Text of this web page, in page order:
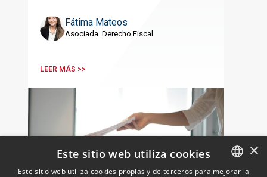
Fátima Mateos
Asociada. Derecho Fiscal
LEER MÁS >>
×
Este sitio web utiliza cookies
Este sitio web utiliza cookies propias y de terceros para mejorar la